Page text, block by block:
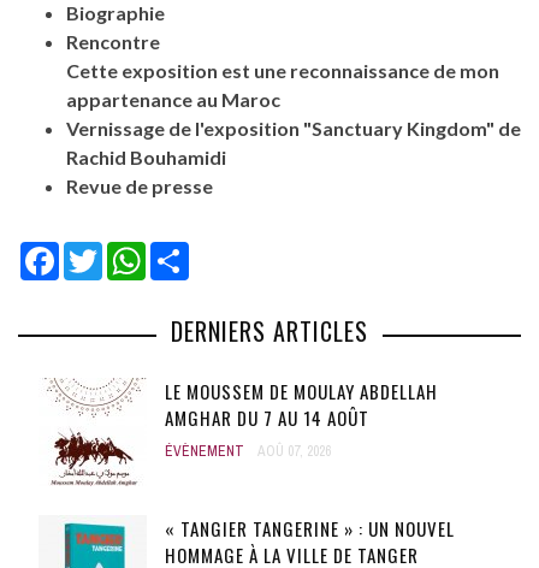
Biographie
Rencontre
Cette exposition est une reconnaissance de mon
appartenance au Maroc
Vernissage de l'exposition "Sanctuary Kingdom" de
Rachid Bouhamidi
Revue de presse
Facebook
TwitterWhatsApp
DERNIERS ARTICLES
LE MOUSSEM DE MOULAY ABDELLAH
AMGHAR DU 7 AU 14 AOÛT
ÉVÈNEMENT AOÛ 07, 2026
« TANGIER TANGERINE » : UN NOUVEL
HOMMAGE À LA VILLE DE TANGER